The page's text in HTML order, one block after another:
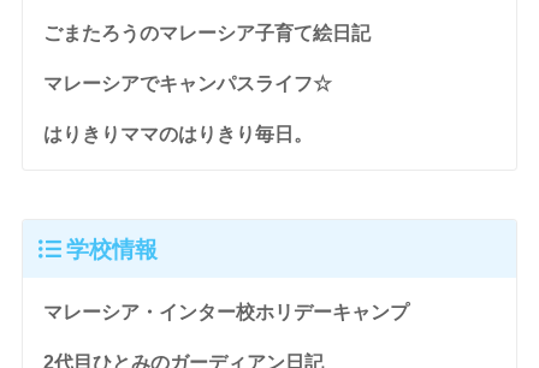
ごまたろうのマレーシア子育て絵日記
マレーシアでキャンパスライフ☆
はりきりママのはりきり毎日。
学校情報
マレーシア・インター校ホリデーキャンプ
2代目ひとみのガーディアン日記